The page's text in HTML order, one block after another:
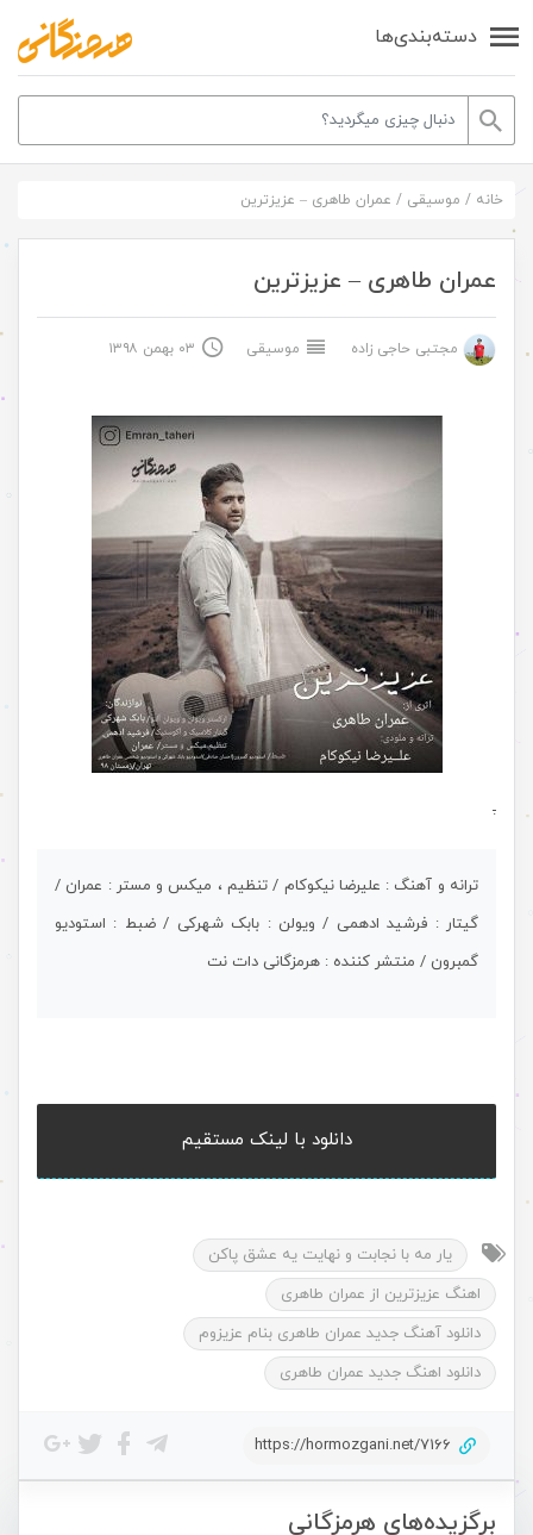
دسته‌بندی‌ها
برگزیده‌های هرمزگانی
خانه / موسیقی / عمران طاهری – عزیزترین
عمران طاهری – عزیزترین
مجتبی حاجی زاده موسیقی ۰۳ بهمن ۱۳۹۸
.
ترانه و آهنگ : علیرضا نیکوکام / تنظیم ، میکس و مستر : عمران /
گیتار : فرشید ادهمی / ویولن : بابک شهرکی / ضبط : استودیو
گمبرون / منتشر کننده : هرمزگانی دات نت
دانلود با لینک مستقیم
یار مه با نجابت و نهایت یه عشق پاکن
اهنگ عزیزترین از عمران طاهری
دانلود آهنگ جدید عمران طاهری بنام عزیزوم
دانلود اهنگ جدید عمران طاهری
https://hormozgani.net/7166